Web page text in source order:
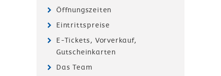
Öffnungszeiten
Eintrittspreise
E-Tickets, Vorverkauf,
Gutscheinkarten
Das Team